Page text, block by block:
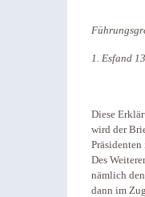
1. Esfand
Diese
wird der
Des
nämlich
dann im